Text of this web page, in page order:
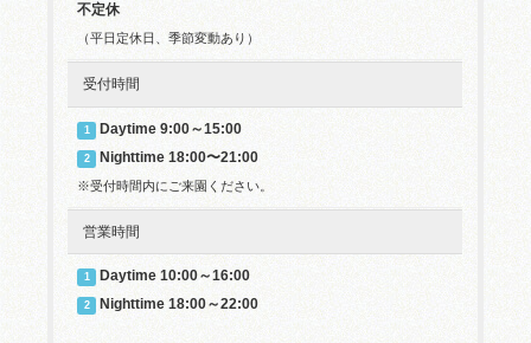
不定休
（平日定休日、季節変動あり）
受付時間
1 Daytime 9:00～15:00
2 Nighttime 18:00〜21:00
※受付時間内にご来園ください。
営業時間
1 Daytime 10:00～16:00
2 Nighttime 18:00～22:00